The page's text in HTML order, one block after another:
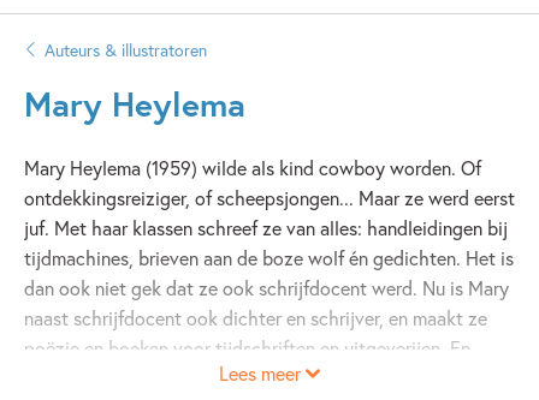
en
uitgevers
Auteurs & illustratoren
Mary Heylema
Mary Heylema (1959) wilde als kind cowboy worden. Of
ontdekkingsreiziger, of scheepsjongen... Maar ze werd eerst
juf. Met haar klassen schreef ze van alles: handleidingen bij
tijdmachines, brieven aan de boze wolf én gedichten. Het is
dan ook niet gek dat ze ook schrijfdocent werd. Nu is Mary
naast schrijfdocent ook dichter en schrijver, en maakt ze
poëzie en boeken voor tijdschriften en uitgeverijen. En
daarin kan ze alles zijn, ook cowboy of ontdekkingsreiziger!
Lees meer